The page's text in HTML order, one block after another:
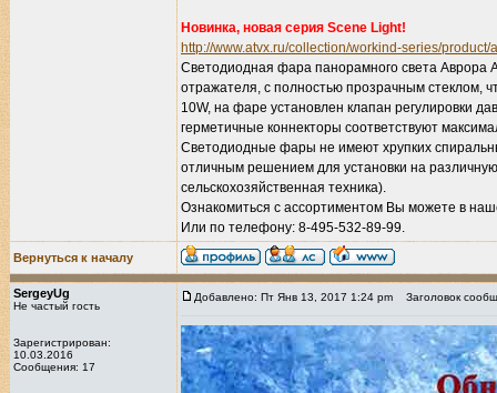
Новинка, новая серия Scene Light!
http://www.atvx.ru/collection/workind-series/
Светодиодная фара панорамного света Аврора
отражателя, с полностью прозрачным стеклом,
10W, на фаре установлен клапан регулировки
герметичные коннекторы соответствуют
Светодиодные фары не имеют хрупких
отличным решением для установки на
сельскохозяйственная техника).
Ознакомиться с ассортиментом Вы можете в
Или по телефону: 8-495-532-89-99.
Вернуться к началу
SergeyUg
Не частый гость
Зарегистрирован:
10.03.2016
Сообщения: 17
Добавлено: Пт Янв 13, 2017 1:24 pm Заголовок